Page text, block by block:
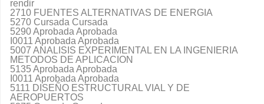
rendir
2710 FUENTES ALTERNATIVAS DE ENERGIA
5270 Cursada Cursada
5290 Aprobada Aprobada
I0011 Aprobada Aprobada
5007 ANALISIS EXPERIMENTAL EN LA INGENIERIA
METODOS DE APLICACION
5135 Aprobada Aprobada
I0011 Aprobada Aprobada
5111 DISEÑO ESTRUCTURAL VIAL Y DE
AEROPUERTOS